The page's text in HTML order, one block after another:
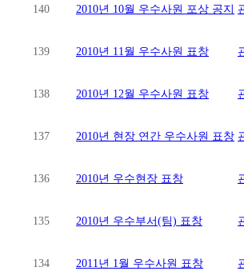
140 2010년 10월 우수사원 포상 공지
139 2010년 11월 우수사원 표창
138 2010년 12월 우수사원 표창
137 2010년 현장 연간 우수사원 표창
136 2010년 우수현장 표창
135 2010년 우수부서(팀) 표창
134 2011년 1월 우수사원 표창